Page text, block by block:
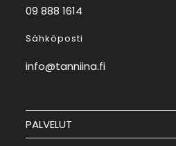
09 888 1614
Sähköposti
info@tanniina.fi
PALVELUT